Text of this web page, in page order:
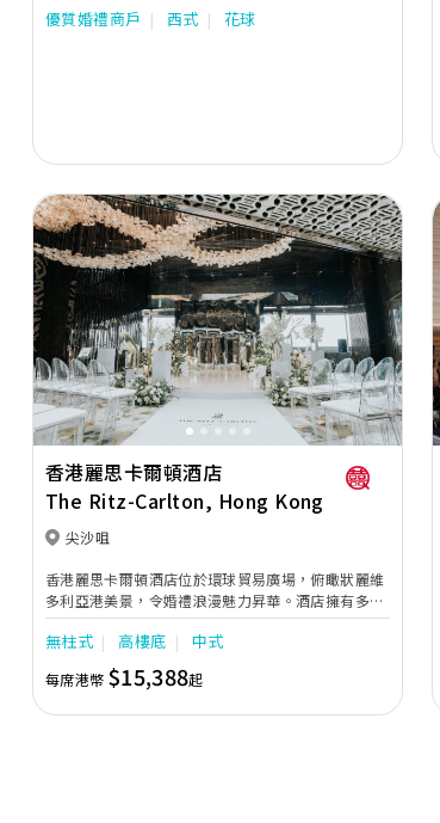
優質婚禮商戶 西式 花球
Previous Next
香港麗思卡爾頓酒店
The Ritz-Carlton, Hong Kong
尖沙咀
香港麗思卡爾頓酒店位於環球貿易廣場，俯瞰狀麗維
多利亞港美景，令婚禮浪漫魅力昇華。酒店擁有多個
奢華時尚婚禮場地，包括耀鑽宴會廳及前廳、頂樓酒
吧Ozone，不但是是全世界最高的酒店，更是擁有全
港最大的宴會廳之一，佔地870平方米及樓高20尺，
裝修風格精緻時尚，空間寬敞且極盡氣派，令人留下
極致深刻印象。 其中高聳入雲的最高酒吧Ozone，
無柱式 高樓底 中式
每席港幣 $15,388起